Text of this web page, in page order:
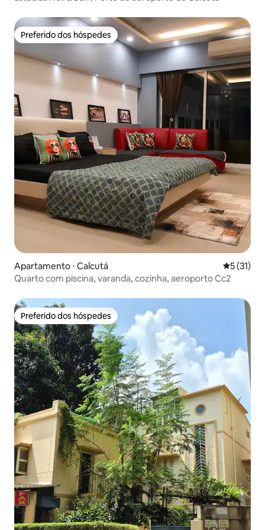
Preferido dos hóspedes
Preferido dos hóspedes
Apartamento ⋅ Calcutá 5 de uma
5 (31)
Quarto com piscina, varanda, cozinha, aeroporto Cc2
Preferido dos hóspedes
Preferido dos hóspedes